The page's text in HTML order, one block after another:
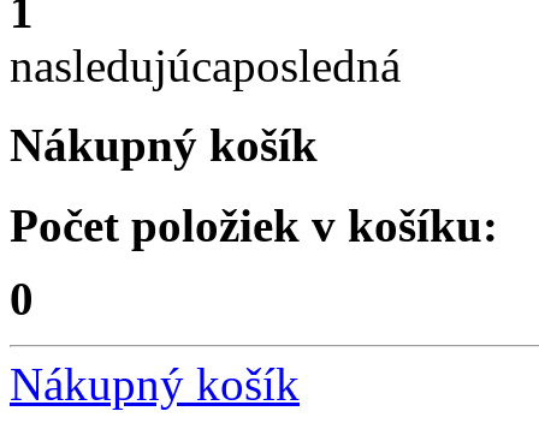
1
nasledujúcaposledná
Nákupný košík
Počet položiek v košíku:
0
Nákupný košík